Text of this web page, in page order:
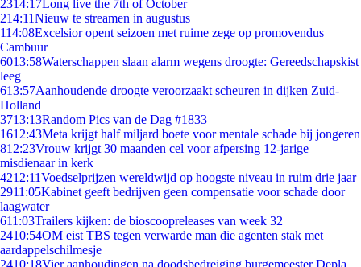
2314:17Long live the 7th of October
214:11Nieuw te streamen in augustus
114:08Excelsior opent seizoen met ruime zege op promovendus
Cambuur
6013:58Waterschappen slaan alarm wegens droogte: Gereedschapskist
leeg
613:57Aanhoudende droogte veroorzaakt scheuren in dijken Zuid-
Holland
3713:13Random Pics van de Dag #1833
1612:43Meta krijgt half miljard boete voor mentale schade bij jongeren
812:23Vrouw krijgt 30 maanden cel voor afpersing 12-jarige
misdienaar in kerk
4212:11Voedselprijzen wereldwijd op hoogste niveau in ruim drie jaar
2911:05Kabinet geeft bedrijven geen compensatie voor schade door
laagwater
611:03Trailers kijken: de bioscoopreleases van week 32
2410:54OM eist TBS tegen verwarde man die agenten stak met
aardappelschilmesje
2410:18Vier aanhoudingen na doodsbedreiging burgemeester Depla